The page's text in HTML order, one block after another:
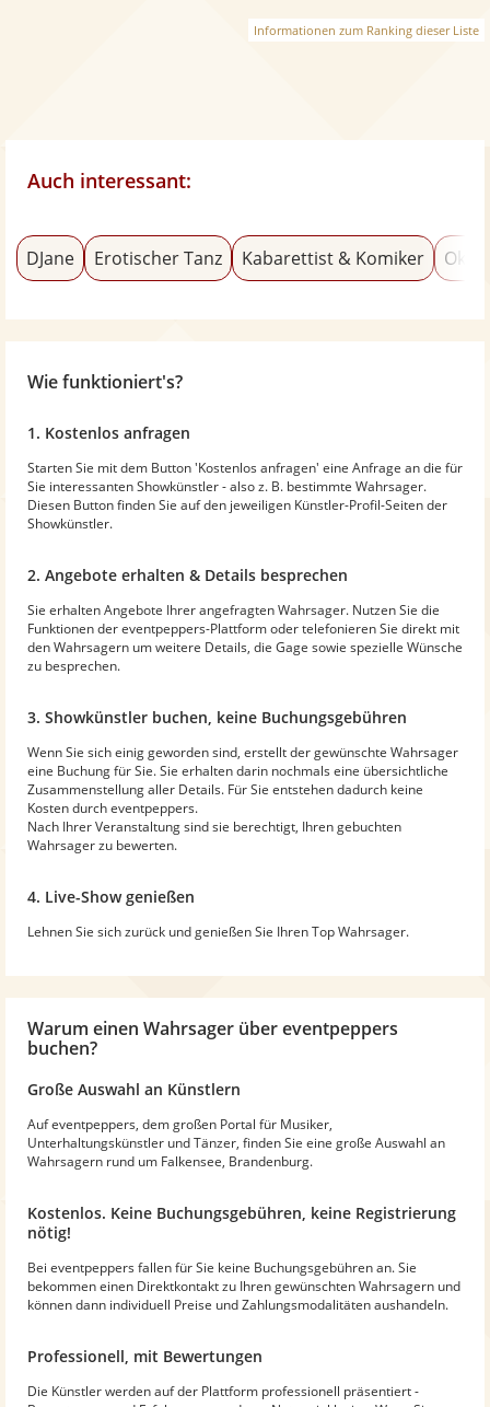
Informationen zum Ranking dieser Liste
Auch interessant:
DJane Erotischer Tanz Kabarettist & Komiker
Wie funktioniert's?
1. Kostenlos anfragen
Starten Sie mit dem Button 'Kostenlos anfragen' eine Anfrage an die für
Sie interessanten Showkünstler - also z. B. bestimmte Wahrsager.
Diesen Button finden Sie auf den jeweiligen Künstler-Profil-Seiten der
Showkünstler.
2. Angebote erhalten & Details besprechen
Sie erhalten Angebote Ihrer angefragten Wahrsager. Nutzen Sie die
Funktionen der eventpeppers-Plattform oder telefonieren Sie direkt mit
den Wahrsagern um weitere Details, die Gage sowie spezielle Wünsche
zu besprechen.
3. Showkünstler buchen, keine Buchungsgebühren
Wenn Sie sich einig geworden sind, erstellt der gewünschte Wahrsager
eine Buchung für Sie. Sie erhalten darin nochmals eine übersichtliche
Zusammenstellung aller Details. Für Sie entstehen dadurch keine
Kosten durch eventpeppers.
Nach Ihrer Veranstaltung sind sie berechtigt, Ihren gebuchten
Wahrsager zu bewerten.
4. Live-Show genießen
Lehnen Sie sich zurück und genießen Sie Ihren Top Wahrsager.
Warum einen Wahrsager über eventpeppers
buchen?
Große Auswahl an Künstlern
Auf eventpeppers, dem großen Portal für Musiker,
Unterhaltungskünstler und Tänzer, finden Sie eine große Auswahl an
Wahrsagern rund um Falkensee, Brandenburg.
Kostenlos. Keine Buchungsgebühren, keine Registrierung
nötig!
Bei eventpeppers fallen für Sie keine Buchungsgebühren an. Sie
bekommen einen Direktkontakt zu Ihren gewünschten Wahrsagern und
können dann individuell Preise und Zahlungsmodalitäten aushandeln.
Professionell, mit Bewertungen
Die Künstler werden auf der Plattform professionell präsentiert -